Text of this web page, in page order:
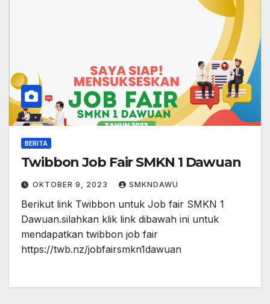
BERITA
Twibbon Job Fair SMKN 1 Dawuan
OKTOBER 9, 2023 SMKNDAWU
Berikut link Twibbon untuk Job fair SMKN 1
Dawuan.silahkan klik link dibawah ini untuk
mendapatkan twibbon job fair
https://twb.nz/jobfairsmkn1dawuan